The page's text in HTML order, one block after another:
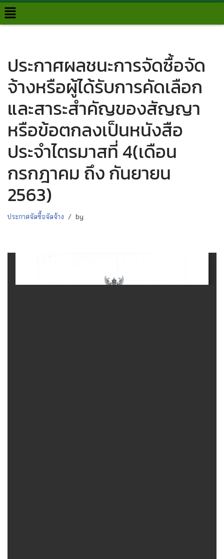
Skip
ประกาศผลชนะการจัดซื้อจัด
จ้างหรือผู้ได้รับการคัดเลือก
และสาระสำคัญของสัญญา
หรือข้อตกลงเป็นหนังสือ
ประจำไตรมาสที่ 4(เดือน
กรกฎาคม ถึง กันยายน
2563)
ประกาศจัดซื้อจัดจ้าง by